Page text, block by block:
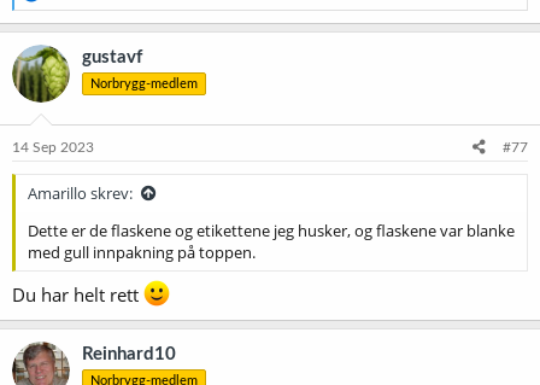
e
a
k
s
j
o
e
gustavf
Norbrygg-medlem
14 Sep 2023 #77
Amarillo skrev:
Dette er de flaskene og etikettene jeg husker, og flaskene var blanke
med gull innpakning på toppen.
Du har helt rett
Reinhard10
Norbrygg-medlem